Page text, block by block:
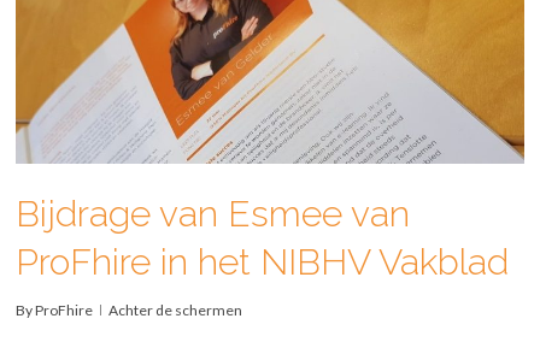
Bijdrage van Esmee van
ProFhire in het NIBHV Vakblad
ByProFhire Achter de schermen